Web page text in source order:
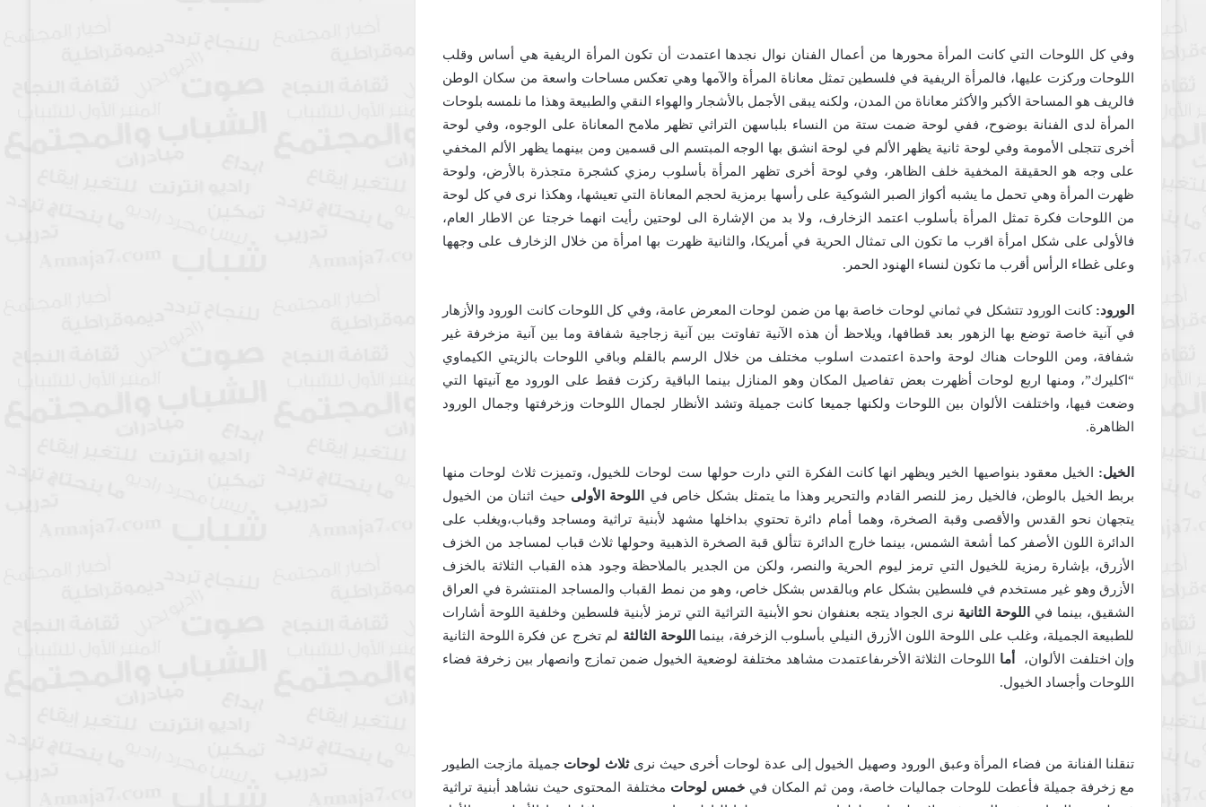
وفي كل اللوحات التي كانت المرأة محورها من أعمال الفنان نوال نجدها اعتمدت أن تكون المرأة الريفية هي أساس وقلب
اللوحات وركزت عليها، فالمرأة الريفية في فلسطين تمثل معاناة المرأة والآمها وهي تعكس مساحات واسعة من سكان الوطن
فالريف هو المساحة الأكبر والأكثر معاناة من المدن، ولكنه يبقى الأجمل بالأشجار والهواء النقي والطبيعة وهذا ما نلمسه بلوحات
المرأة لدى الفنانة بوضوح، ففي لوحة ضمت ستة من النساء بلباسهن التراثي تظهر ملامح المعاناة على الوجوه، وفي لوحة
أخرى تتجلى الأمومة وفي لوحة ثانية يظهر الألم في لوحة انشق بها الوجه المبتسم الى قسمين ومن بينهما يظهر الألم المخفي
على وجه هو الحقيقة المخفية خلف الظاهر، وفي لوحة أخرى تظهر المرأة بأسلوب رمزي كشجرة متجذرة بالأرض، ولوحة
ظهرت المرأة وهي تحمل ما يشبه أكواز الصبر الشوكية على رأسها برمزية لحجم المعاناة التي تعيشها، وهكذا نرى في كل لوحة
من اللوحات فكرة تمثل المرأة بأسلوب اعتمد الزخارف، ولا بد من الإشارة الى لوحتين رأيت انهما خرجتا عن الاطار العام،
فالأولى على شكل امرأة اقرب ما تكون الى تمثال الحرية في أمريكا، والثانية ظهرت بها امرأة من خلال الزخارف على وجهها
وعلى غطاء الرأس أقرب ما تكون لنساء الهنود الحمر.
الورود:كانت الورود تتشكل في ثماني لوحات خاصة بها من ضمن لوحات المعرض عامة، وفي كل اللوحات كانت الورود والأزهار
في آنية خاصة توضع بها الزهور بعد قطافها، ويلاحظ أن هذه الآنية تفاوتت بين آنية زجاجية شفافة وما بين آنية مزخرفة غير
شفافة، ومن اللوحات هناك لوحة واحدة اعتمدت اسلوب مختلف من خلال الرسم بالقلم وباقي اللوحات بالزيتي الكيماوي
“اكليرك”، ومنها اربع لوحات أظهرت بعض تفاصيل المكان وهو المنازل بينما الباقية ركزت فقط على الورود مع آنيتها التي
وضعت فيها، واختلفت الألوان بين اللوحات ولكنها جميعا كانت جميلة وتشد الأنظار لجمال اللوحات وزخرفتها وجمال الورود
الظاهرة.
الخيل: الخيل معقود بنواصيها الخير ويظهر انها كانت الفكرة التي دارت حولها ست لوحات للخيول، وتميزت ثلاث لوحات منها
بربط الخيل بالوطن، فالخيل رمز للنصر القادم والتحرير وهذا ما يتمثل بشكل خاص في
اللوحة الأولى حيث اثنان من الخيول
يتجهان نحو القدس والأقصى وقبة الصخرة، وهما أمام دائرة تحتوي بداخلها مشهد لأبنية تراثية ومساجد وقباب،ويغلب على
الدائرة اللون الأصفر كما أشعة الشمس، بينما خارج الدائرة تتألق قبة الصخرة الذهبية وحولها ثلاث قباب لمساجد من الخزف
الأزرق، بإشارة رمزية للخيول التي ترمز ليوم الحرية والنصر، ولكن من الجدير بالملاحظة وجود هذه القباب الثلاثة بالخزف
الأزرق وهو غير مستخدم في فلسطين بشكل عام وبالقدس بشكل خاص، وهو من نمط القباب والمساجد المنتشرة في العراق
الشقيق، بينما في
اللوحة الثانية نرى الجواد يتجه بعنفوان نحو الأبنية التراثية التي ترمز لأبنية فلسطين وخلفية اللوحة أشارات
للطبيعة الجميلة، وغلب على اللوحة اللون الأزرق النيلي بأسلوب الزخرفة، بينما
اللوحة الثالثة لم تخرج عن فكرة اللوحة الثانية
وإن اختلفت الألوان،
أما اللوحات الثلاثة الأخرىفاعتمدت مشاهد مختلفة لوضعية الخيول ضمن تمازج وانصهار بين زخرفة فضاء
اللوحات وأجساد الخيول.
تنقلنا الفنانة من فضاء المرأة وعبق الورود وصهيل الخيول إلى عدة لوحات أخرى حيث نرىثلاث لوحات جميلة مازجت الطيور
مع زخرفة جميلة فأعطت للوحات جماليات خاصة، ومن ثم المكان فيخمس لوحات مختلفة المحتوى حيث نشاهد أبنية تراثية